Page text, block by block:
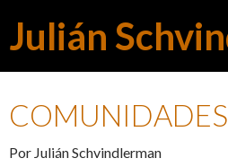
Buscar
COMUNIDADES
Por Julián Schvindlerman